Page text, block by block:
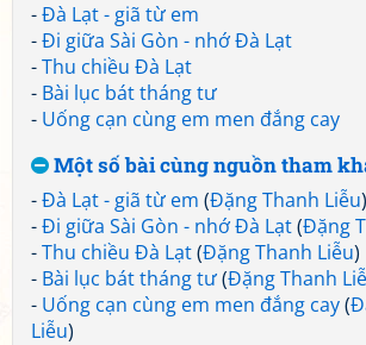
-Đà Lạt - giã từ em
-Đi giữa Sài Gòn - nhớ Đà Lạt
-Thu chiều Đà Lạt
- Bài lục bát tháng tư
- Uống cạn cùng em men đắng cay
Một số bài cùng nguồn tham
-Đà Lạt - giã từ em (Đặng Thanh Liễu)
-Đi giữa Sài Gòn - nhớ Đà Lạt(Đặng
-Thu chiều Đà Lạt(Đặng Thanh Liễu)
- Bài lục bát tháng tư(Đặng Thanh
- Uống cạn cùng em men đắng cay(
Liễu)